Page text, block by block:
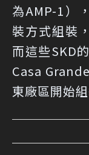
為AMP-1）
裝方式組裝
而這些SKD
Casa
東廠區開始組